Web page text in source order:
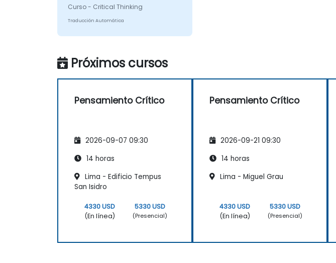
muy bien. La coordinación con
el trainer también fue muy
Curso - Critical Thinking
Traducción Automática
Próximos cursos
Pensamiento Crítico
2026-09-07 09:30
14 horas
Lima - Edificio Tempus
San Isidro
4330 USD
(En línea)
5330 USD
(Presencial)
Pensamiento Crítico
2026-09-21 09:30
14 horas
Lima - Miguel Grau
4330 USD
(En línea)
5330 USD
(Presencial)